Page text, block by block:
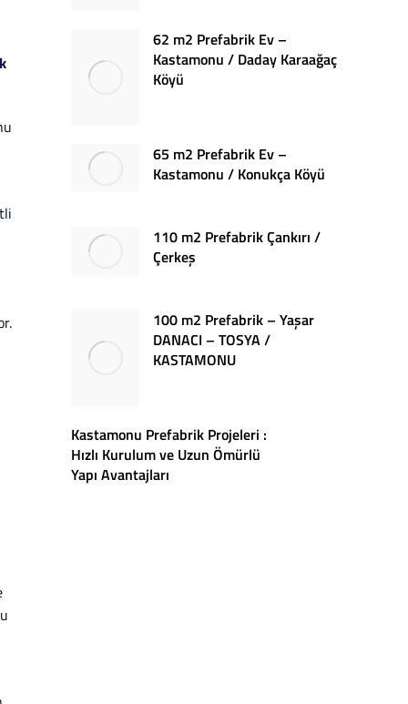
62 m2 Prefabrik Ev –
Kastamonu / Daday Karaağaç
Köyü
65 m2 Prefabrik Ev –
Kastamonu / Konukça Köyü
110 m2 Prefabrik Çankırı /
Çerkeş
100 m2 Prefabrik – Yaşar
DANACI – TOSYA /
KASTAMONU
Kastamonu Prefabrik Projeleri :
Hızlı Kurulum ve Uzun Ömürlü
Yapı Avantajları